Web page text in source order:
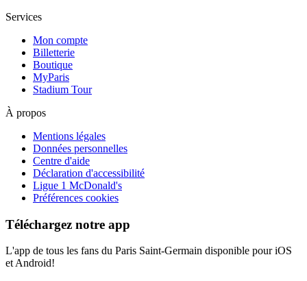
Services
Mon compte
Billetterie
Boutique
MyParis
Stadium Tour
À propos
Mentions légales
Données personnelles
Centre d'aide
Déclaration d'accessibilité
Ligue 1 McDonald's
Préférences cookies
Téléchargez notre app
L'app de tous les fans du Paris Saint-Germain disponible pour iOS
et Android!